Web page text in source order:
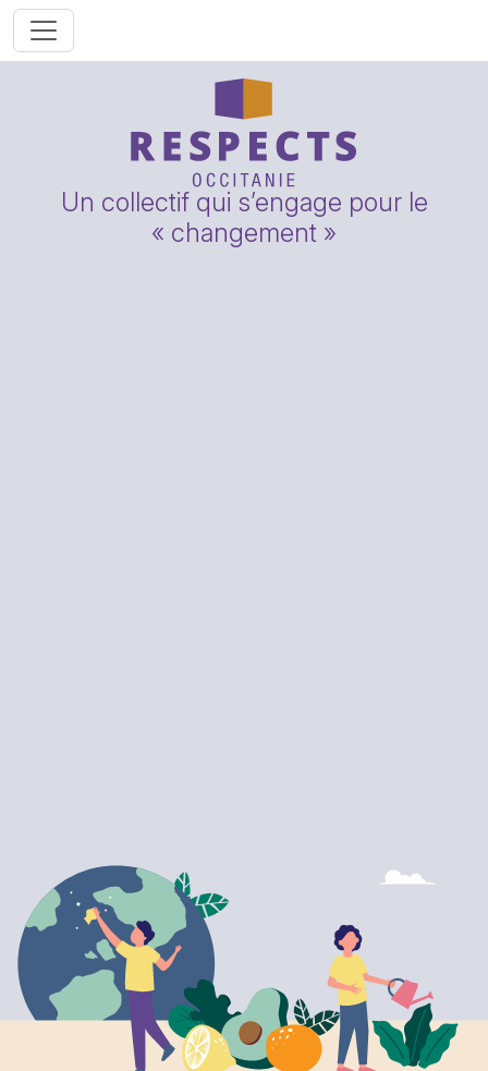
Un collectif qui s’engage pour le
« changement »